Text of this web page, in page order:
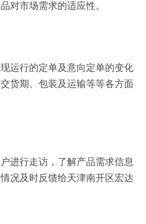
对市场需求的适应性。
运行的定单及意向定单的变化
货期、包装及运输等等各方面
进行走访，了解产品需求信息
况及时反馈给天津南开区宏达